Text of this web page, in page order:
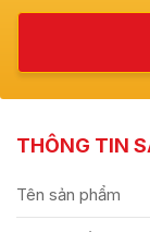
THÔNG TIN
Tên sản phẩm